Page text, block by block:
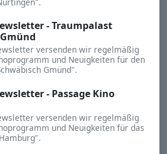
- Traumpalast
versenden wir regelmäßig
und Neuigkeiten für den
Gmünd".
- Passage Kino
versenden wir regelmäßig
und Neuigkeiten für das